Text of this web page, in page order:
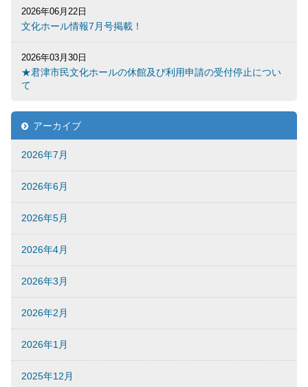
2026年06月22日
文化ホール情報7月号掲載！
2026年03月30日
★君津市民文化ホールの休館及び利用申請の受付停止につい
て
アーカイブ
2026年7月
2026年6月
2026年5月
2026年4月
2026年3月
2026年2月
2026年1月
2025年12月